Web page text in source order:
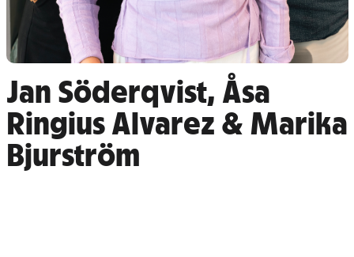
Jan Söderqvist, Åsa
Ringius Alvarez & Marika
Bjurström